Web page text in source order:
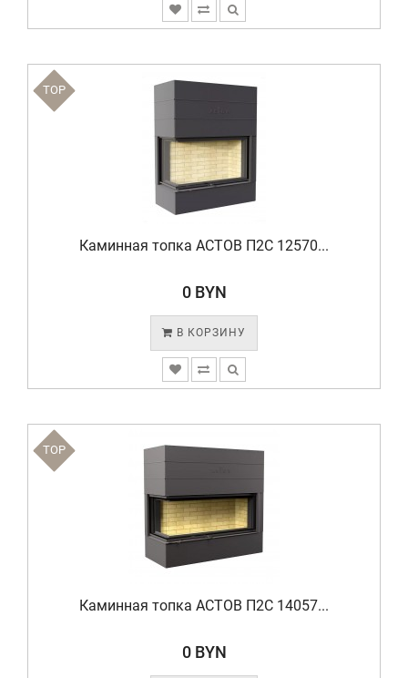
TOP
Каминная топка АСТОВ П2С 12570...
0 BYN
В КОРЗИНУ
TOP
Каминная топка АСТОВ П2С 14057...
0 BYN